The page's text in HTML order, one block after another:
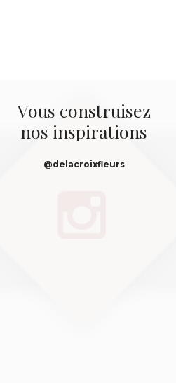
Vous construisez
nos inspirations
@delacroixfleurs